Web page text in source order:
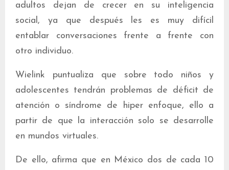
adultos dejan de crecer en su inteligencia
social, ya que después les es muy difícil
entablar conversaciones frente a frente con
otro individuo.
Wielink puntualiza que sobre todo niños y
adolescentes tendrán problemas de déficit de
atención o síndrome de hiper enfoque, ello a
partir de que la interacción solo se desarrolle
en mundos virtuales.
De ello, afirma que en México dos de cada 10